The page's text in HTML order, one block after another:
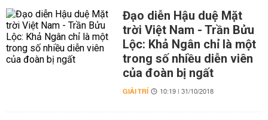
Đạo diễn Hậu duệ Mặt
trời Việt Nam - Trần Bửu
Lộc: Khả Ngân chỉ là một
trong số nhiều diễn viên
của đoàn bị ngất
GIẢI TRÍ 10:19 | 31/10/2018